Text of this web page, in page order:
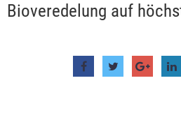
Bioveredelung auf